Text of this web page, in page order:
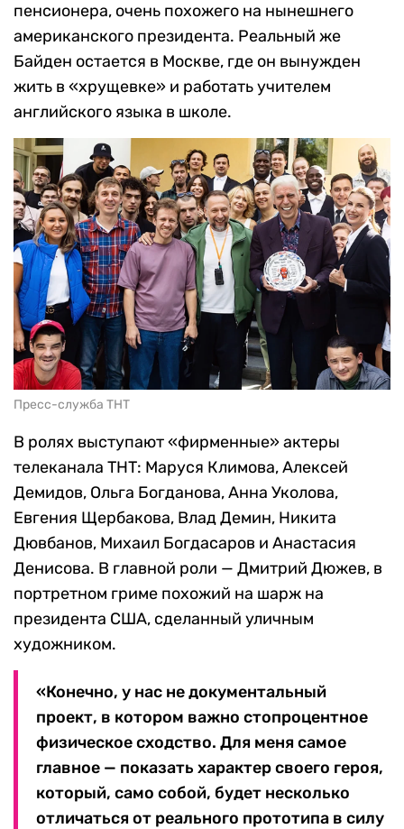
пенсионера, очень похожего на нынешнего
американского президента. Реальный же
Байден остается в Москве, где он вынужден
жить в «хрущевке» и работать учителем
английского языка в школе.
Пресс-служба ТНТ
В ролях выступают «фирменные» актеры
телеканала ТНТ: Маруся Климова, Алексей
Демидов, Ольга Богданова, Анна Уколова,
Евгения Щербакова, Влад Демин, Никита
Дювбанов, Михаил Богдасаров и Анастасия
Денисова. В главной роли — Дмитрий Дюжев, в
портретном гриме похожий на шарж на
президента США, сделанный уличным
художником.
«Конечно, у нас не документальный
проект, в котором важно стопроцентное
физическое сходство. Для меня самое
главное — показать характер своего героя,
который, само собой, будет несколько
отличаться от реального прототипа в силу